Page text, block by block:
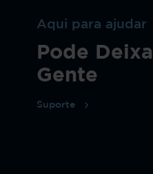
Aqui para ajudar
Pode
Gente
Suporte